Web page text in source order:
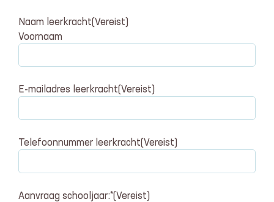
Naam leerkracht(Vereist)
Voornaam
E-mailadres leerkracht(Vereist)
Telefoonnummer leerkracht(Vereist)
Aanvraag schooljaar:*(Vereist)